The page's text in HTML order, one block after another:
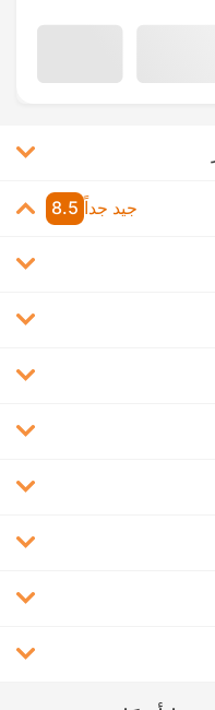
جيد جداً 8.5